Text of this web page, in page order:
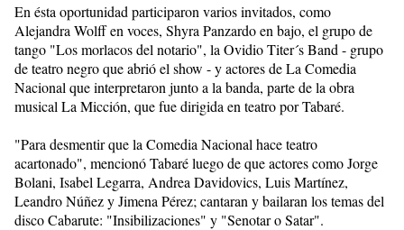
En ésta oportunidad participaron varios invitados, como
Alejandra Wolff en voces, Shyra Panzardo en bajo, el grupo de
tango "Los morlacos del notario", la Ovidio Titer´s Band - grupo
de teatro negro que abrió el show - y actores de La Comedia
Nacional que interpretaron junto a la banda, parte de la obra
musical La Micción, que fue dirigida en teatro por Tabaré.
"Para desmentir que la Comedia Nacional hace teatro
acartonado", mencionó Tabaré luego de que actores como Jorge
Bolani, Isabel Legarra, Andrea Davidovics, Luis Martínez,
Leandro Núñez y Jimena Pérez; cantaran y bailaran los temas del
disco Cabarute: "Insibilizaciones" y "Senotar o Satar".